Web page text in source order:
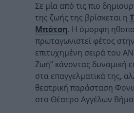
Σε μία από τις πιο
της ζωής της βρίσκεται η
Μπότση. Η όμορφη
πρωταγωνιστεί φέτος στην
επιτυχημένη σειρά του
Ζωή” κάνοντας δυναμική
στα επαγγελματικά της,
θεατρική παράσταση
στο Θέατρο Αγγέλων